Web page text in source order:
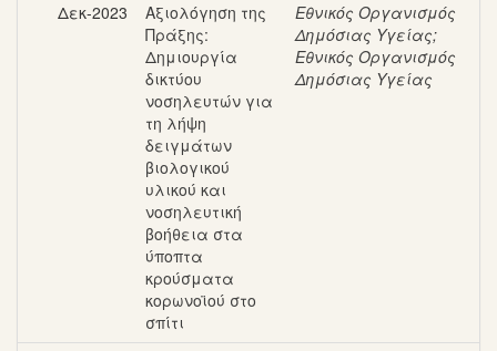
Δεκ-2023
Αξιολόγηση της
Πράξης:
Δημιουργία
δικτύου
νοσηλευτών για
τη λήψη
δειγμάτων
βιολογικού
υλικού και
νοσηλευτική
βοήθεια στα
ύποπτα
κρούσματα
κορωνοϊού στο
σπίτι
Εθνικός Οργανισμός
Δημόσιας Υγείας;
Εθνικός Οργανισμός
Δημόσιας Υγείας